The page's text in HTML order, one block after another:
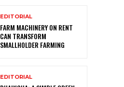
EDITORIAL
FARM MACHINERY ON RENT
CAN TRANSFORM
SMALLHOLDER FARMING
EDITORIAL